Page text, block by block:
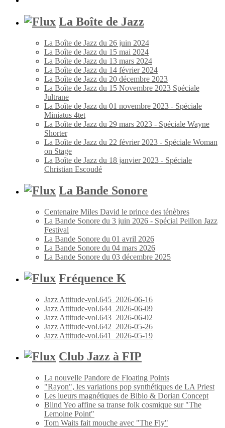
La Boîte de Jazz
La Boîte de Jazz du 26 juin 2024
La Boîte de Jazz du 15 mai 2024
La Boîte de Jazz du 13 mars 2024
La Boîte de Jazz du 14 février 2024
La Boîte de Jazz du 20 décembre 2023
La Boîte de Jazz du 15 Novembre 2023 Spéciale
Jultrane
La Boîte de Jazz du 01 novembre 2023 - Spéciale
Miniatus 4tet
La Boîte de Jazz du 29 mars 2023 - Spéciale Wayne
Shorter
La Boîte de Jazz du 22 février 2023 - Spéciale Woman
on Stage
La Boîte de Jazz du 18 janvier 2023 - Spéciale
Christian Escoudé
La Bande Sonore
Centenaire Miles David le prince des ténèbres
La Bande Sonore du 3 juin 2026 - Spécial Peillon Jazz
Festival
La Bande Sonore du 01 avril 2026
La Bande Sonore du 04 mars 2026
La Bande Sonore du 03 décembre 2025
Fréquence K
Jazz Attitude-vol.645_2026-06-16
Jazz Attitude-vol.644_2026-06-09
Jazz Attitude-vol.643_2026-06-02
Jazz Attitude-vol.642_2026-05-26
Jazz Attitude-vol.641_2026-05-19
Club Jazz à FIP
La nouvelle Pandore de Floating Points
"Rayon", les variations pop synthétiques de LA Priest
Les lueurs magnétiques de Bibio & Dorian Concept
Blind Yeo affine sa transe folk cosmique sur "The
Lemoine Point"
Tom Waits fait mouche avec "The Fly"